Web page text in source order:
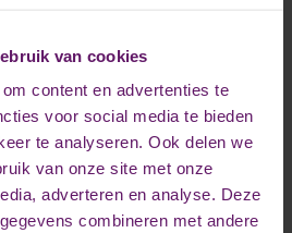
van cookies
content en advertenties te
voor social media te bieden
te analyseren. Ook delen we
van onze site met onze
adverteren en analyse. Deze
combineren met andere